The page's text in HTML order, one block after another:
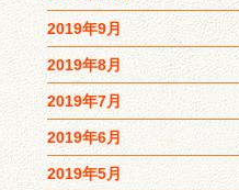
2019年9月
2019年8月
2019年7月
2019年6月
2019年5月